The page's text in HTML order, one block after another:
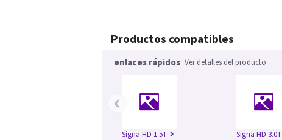
Productos compatibles
enlaces rápidos Ver detalles del producto
Signa HD 1.5T Signa HD 3.0T
‹